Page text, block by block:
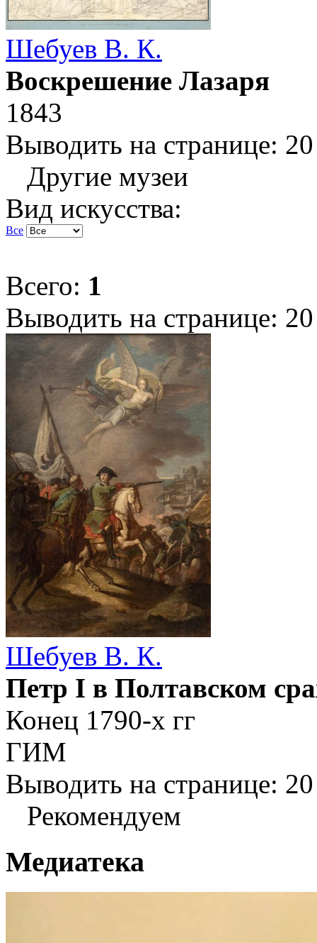
Шебуев В. К.
Воскрешение Лазаря
1843
Выводить на странице: 20
Другие музеи
Вид искусства:
Все
Всего: 1
Выводить на странице: 20
Шебуев В. К.
Петр I в Полтавском
Конец 1790-х гг
ГИМ
Выводить на странице: 20
Рекомендуем
Медиатека